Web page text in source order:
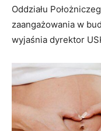
Oddziału
zaangażowania w
wyjaśnia dyrektor